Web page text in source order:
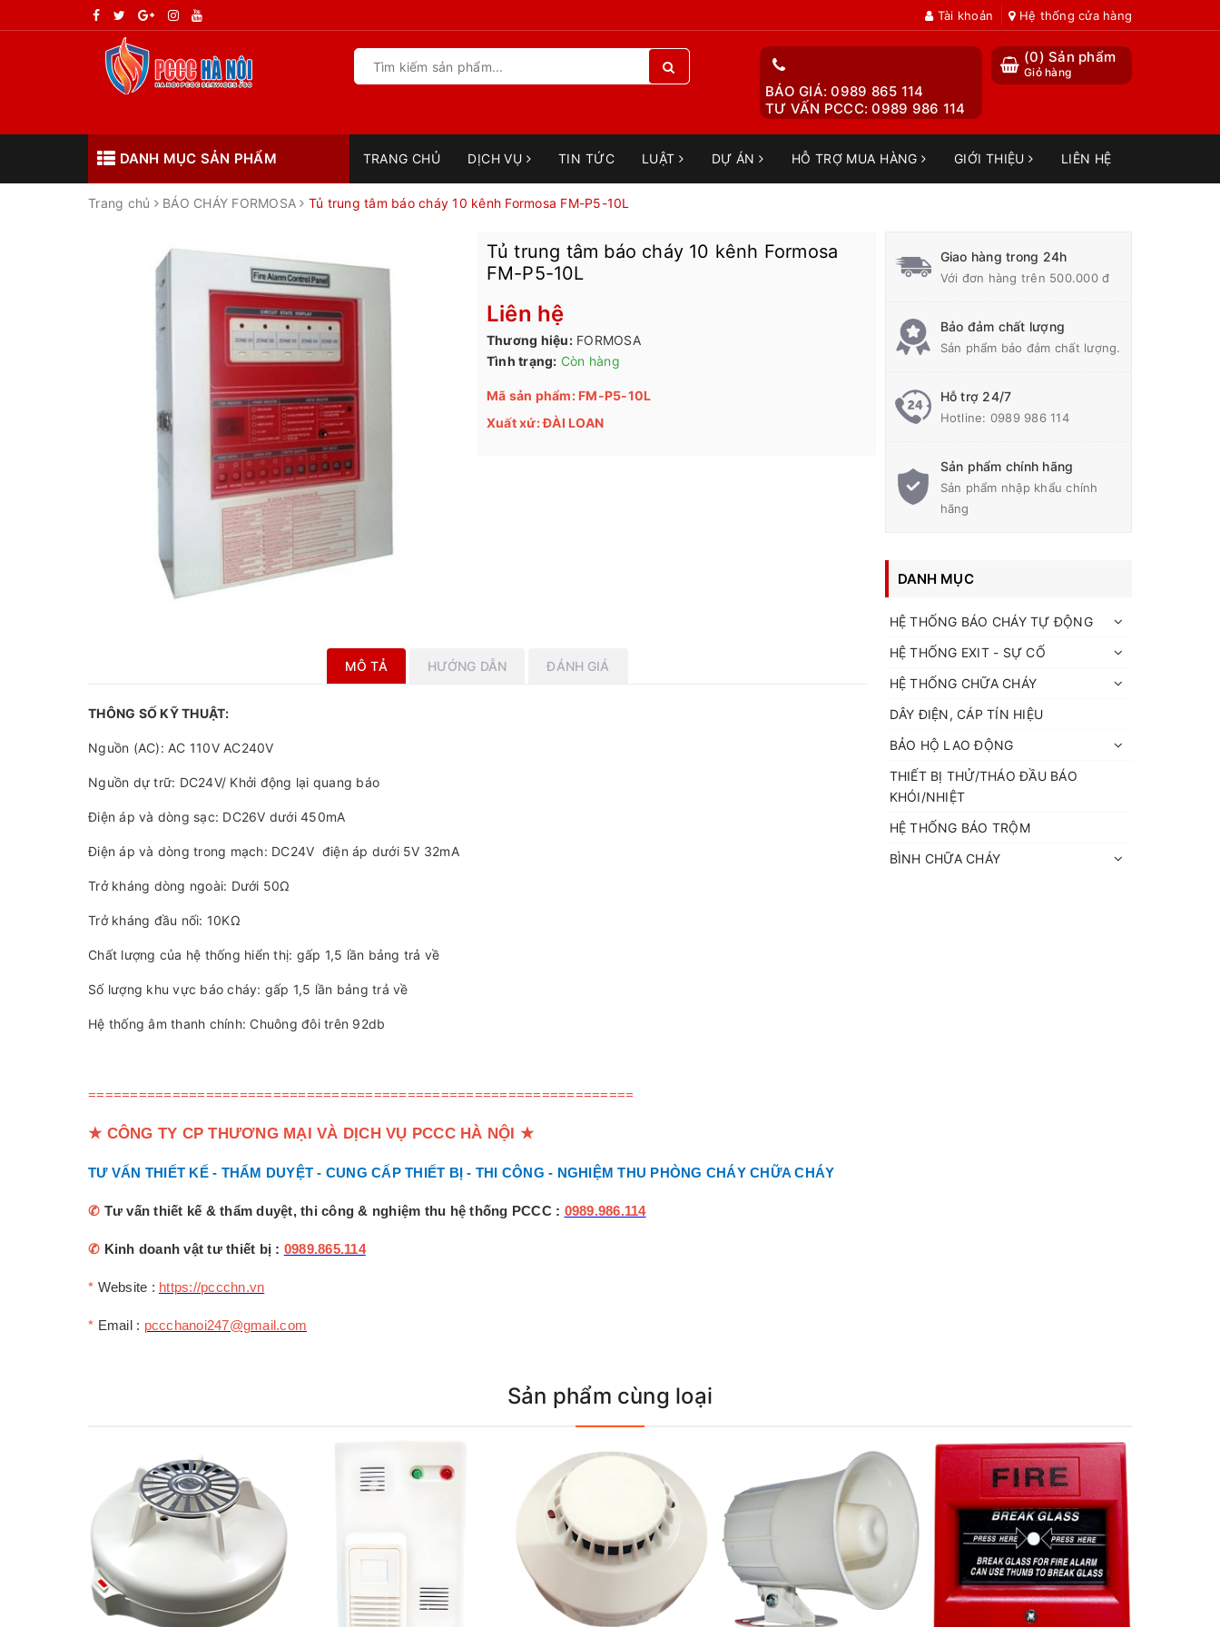
Tài khoản Hệ thống cửa hàng
(0) Sản phẩm
Giỏ hàng
BÁO GIÁ: 0989 865 114
TƯ VẤN PCCC: 0989 986 114
DANH MỤC SẢN PHẨM TRANG CHỦ DỊCH VỤ TIN TỨC LUẬT DỰ ÁN HỖ TRỢ MUA HÀNG GIỚI THIỆU LIÊN HỆ
Trang chủ BÁO CHÁY FORMOSA Tủ trung tâm báo cháy 10 kênh Formosa FM-P5-10L
Tủ trung tâm báo cháy 10 kênh Formosa
FM-P5-10L
Liên hệ
Thương hiệu: FORMOSA
Tình trạng: Còn hàng
Mã sản phẩm: FM-P5-10L
Xuất xứ: ĐÀI LOAN
MÔ TẢ HƯỚNG DẪN ĐÁNH GIÁ
THÔNG SỐ KỸ THUẬT:
Nguồn (AC): AC 110V AC240V
Nguồn dự trữ: DC24V/ Khởi động lại quang báo
Điện áp và dòng sạc: DC26V dưới 450mA
Điện áp và dòng trong mạch: DC24V điện áp dưới 5V 32mA
Trở kháng dòng ngoài: Dưới 50Ω
Trở kháng đầu nối: 10KΩ
Chất lượng của hệ thống hiển thị: gấp 1,5 lần bảng trả về
Số lượng khu vực báo cháy: gấp 1,5 lần bảng trả về
Hệ thống âm thanh chính: Chuông đôi trên 92db
=================================================================
★ CÔNG TY CP THƯƠNG MẠI VÀ DỊCH VỤ PCCC HÀ NỘI ★
TƯ VẤN THIẾT KẾ - THẨM DUYỆT - CUNG CẤP THIẾT BỊ - THI CÔNG - NGHIỆM THU PHÒNG CHÁY CHỮA CHÁY
✆ Tư vấn thiết kế & thẩm duyệt, thi công & nghiệm thu hệ thống PCCC : 0989.986.114
✆ Kinh doanh vật tư thiết bị : 0989.865.114
* Website : https://pccchn.vn
* Email : pccchanoi247@gmail.com
Giao hàng trong 24h
Với đơn hàng trên 500.000 đ
Bảo đảm chất lượng
Sản phẩm bảo đảm chất lượng.
Hỗ trợ 24/7
Hotline: 0989 986 114
Sản phẩm chính hãng
Sản phẩm nhập khẩu chính
hãng
DANH MỤC
HỆ THỐNG BÁO CHÁY TỰ ĐỘNG
HỆ THỐNG EXIT - SỰ CỐ
HỆ THỐNG CHỮA CHÁY
DÂY ĐIỆN, CÁP TÍN HIỆU
BẢO HỘ LAO ĐỘNG
THIẾT BỊ THỬ/THÁO ĐẦU BÁO
KHÓI/NHIỆT
HỆ THỐNG BÁO TRỘM
BÌNH CHỮA CHÁY
Sản phẩm cùng loại